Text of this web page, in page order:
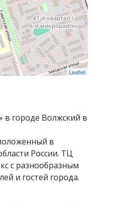
Leaflet
городе Волжский в
в
России. ТЦ
с разнообразным
и гостей города.